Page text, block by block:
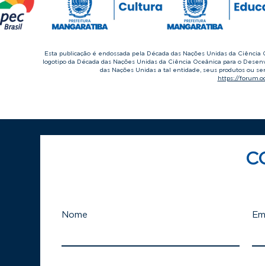
Esta publicação é endossada pela Década das Nações Unidas da
logotipo da Década das Nações Unidas da Ciência Oceânica para o
das Nações Unidas a tal entidade, seus produtos ou
https://
Nome